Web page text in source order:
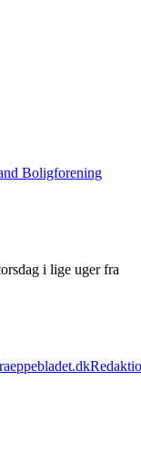
Boligforening
i lige uger fra